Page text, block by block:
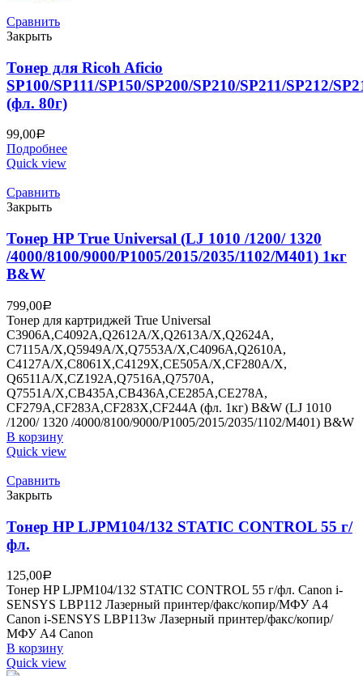
Сравнить
Закрыть
Тонер для Ricoh Aficio
SP100/SP111/SP150/SP200/SP210/SP211/SP212/
(фл. 80г)
99,00Р
Подробнее
Quick view
Сравнить
Закрыть
Тонер HP True Universal (LJ 1010 /1200/ 1320
/4000/8100/9000/P1005/2015/2035/1102/M401) 1кг
B&W
799,00Р
Тонер для картриджей True Universal
C3906A,C4092A,Q2612A/X,Q2613A/X,Q2624A,
C7115A/X,Q5949A/X,Q7553A/X,C4096A,Q2610A,
C4127A/X,C8061X,C4129X,CE505A/X,CF280A/X,
Q6511A/X,CZ192A,Q7516A,Q7570A,
Q7551A/X,CB435A,CB436A,CE285A,CE278A,
CF279A,CF283A,CF283X,CF244A (фл. 1кг) B&W (LJ 1010
/1200/ 1320 /4000/8100/9000/P1005/2015/2035/1102/M401) B&W
В корзину
Quick view
Сравнить
Закрыть
Тонер HP LJPM104/132 STATIC CONTROL 55 г/
фл.
125,00Р
Тонер HP LJPM104/132 STATIC CONTROL 55 г/фл. Canon i-
SENSYS LBP112 Лазерный принтер/факс/копир/МФУ A4
Canon i-SENSYS LBP113w Лазерный принтер/факс/копир/
МФУ A4 Canon
В корзину
Quick view